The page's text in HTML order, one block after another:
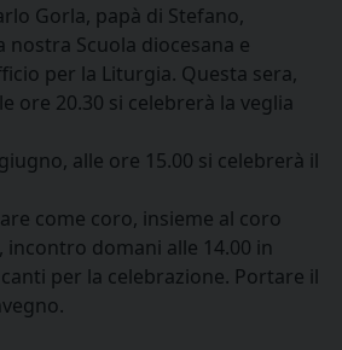
Gorla, papà di Stefano,
nostra Scuola diocesana e
per la Liturgia. Questa sera,
ore 20.30 si celebrerà la veglia
alle ore 15.00 si celebrerà il
come coro, insieme al coro
incontro domani alle 14.00 in
per la celebrazione. Portare il